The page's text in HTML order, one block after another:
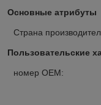
Основные атрибуты
Страна
Пользовательские
номер OEM: